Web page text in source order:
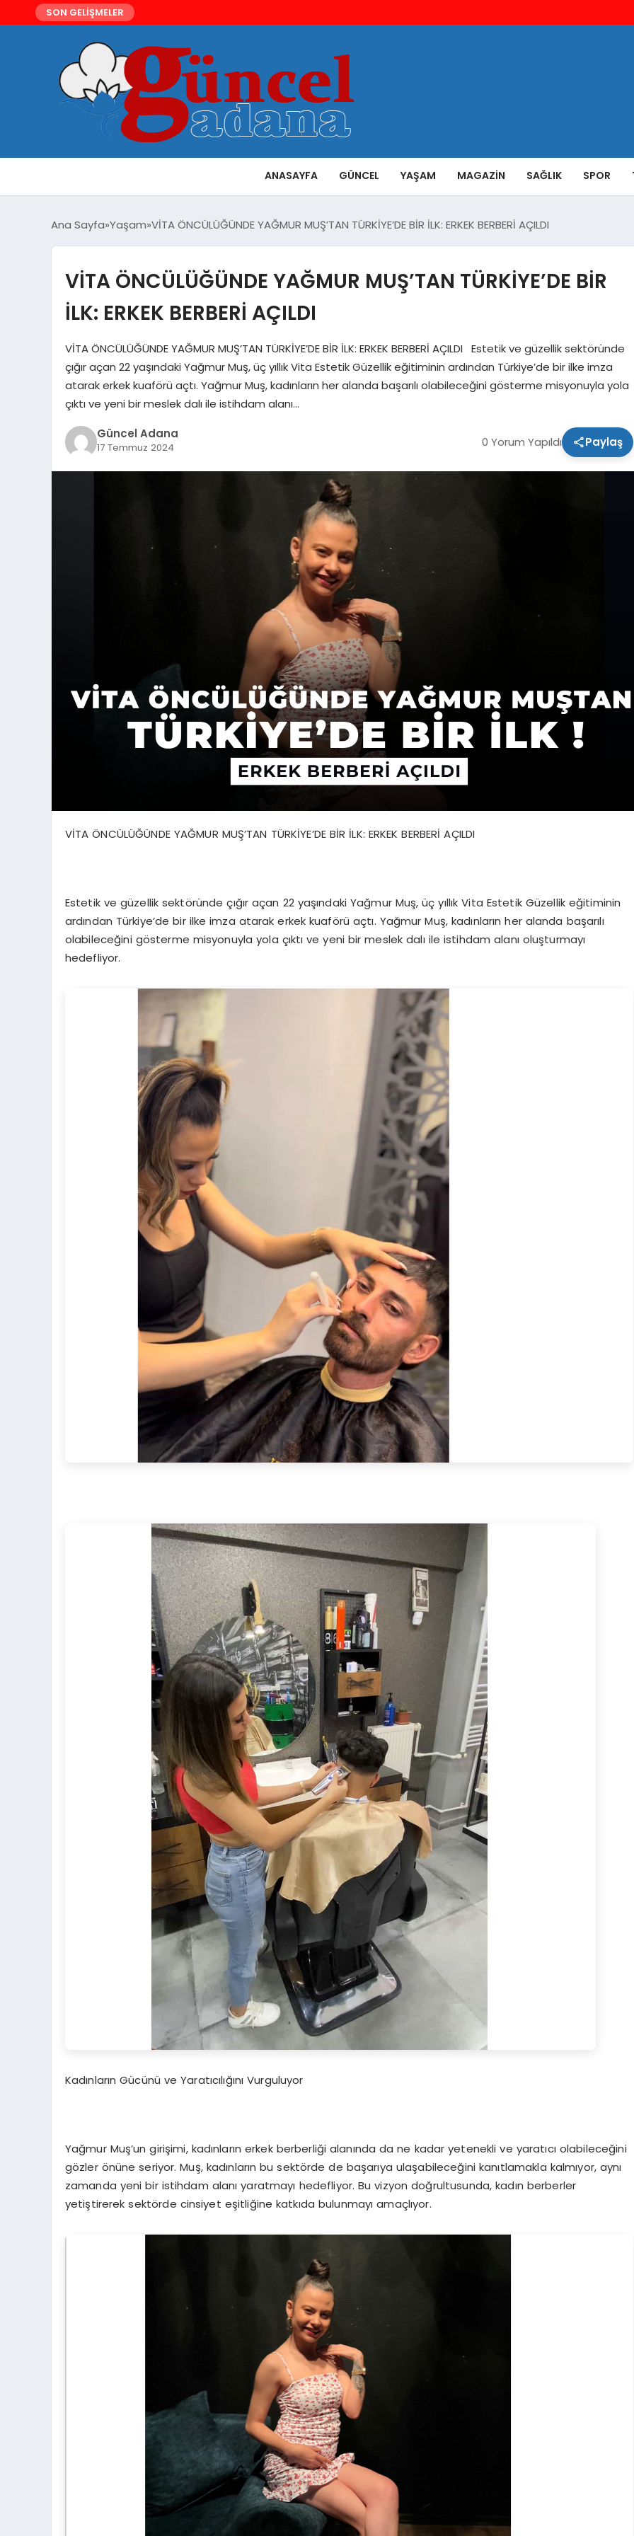
SON GELİŞMELER
ANASAYFA GÜNCEL YAŞAM MAGAZIN SAĞLIK SPOR
Ana Sayfa Yaşam VİTA ÖNCÜLÜĞÜNDE YAĞMUR MUŞ’TAN TÜRKİYE’DE BİR İLK: ERKEK BERBERİ AÇILDI
VİTA ÖNCÜLÜĞÜNDE YAĞMUR MUŞ’TAN TÜRKİYE’DE BİR
İLK: ERKEK BERBERİ AÇILDI
VİTA ÖNCÜLÜĞÜNDE YAĞMUR MUŞ’TAN TÜRKİYE’DE BİR İLK: ERKEK BERBERİ AÇILDI Estetik ve güzellik sektöründe
çığır açan 22 yaşındaki Yağmur Muş, üç yıllık Vita Estetik Güzellik eğitiminin ardından Türkiye’de bir ilke imza
atarak erkek kuaförü açtı. Yağmur Muş, kadınların her alanda başarılı olabileceğini gösterme misyonuyla yola
çıktı ve yeni bir meslek dalı ile istihdam alanı…
Güncel Adana
17 Temmuz 2024 0 Yorum Yapıldı Paylaş
VİTA ÖNCÜLÜĞÜNDE YAĞMUR MUŞ’TAN TÜRKİYE’DE BİR İLK: ERKEK BERBERİ AÇILDI
Estetik ve güzellik sektöründe çığır açan 22 yaşındaki Yağmur Muş, üç yıllık Vita Estetik Güzellik eğitiminin
ardından Türkiye’de bir ilke imza atarak erkek kuaförü açtı. Yağmur Muş, kadınların her alanda başarılı
olabileceğini gösterme misyonuyla yola çıktı ve yeni bir meslek dalı ile istihdam alanı oluşturmayı
hedefliyor.
Kadınların Gücünü ve Yaratıcılığını Vurguluyor
Yağmur Muş’un girişimi, kadınların erkek berberliği alanında da ne kadar yetenekli ve yaratıcı olabileceğini
gözler önüne seriyor. Muş, kadınların bu sektörde de başarıya ulaşabileceğini kanıtlamakla kalmıyor, aynı
zamanda yeni bir istihdam alanı yaratmayı hedefliyor. Bu vizyon doğrultusunda, kadın berberler
yetiştirerek sektörde cinsiyet eşitliğine katkıda bulunmayı amaçlıyor.